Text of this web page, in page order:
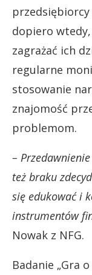
dopiero wtedy,
zagrażać ich
regularne
stosowanie
znajomość
problemom.
–
też braku
się edukować i
instrumentów
Nowak z NFG.
Badanie „Gra